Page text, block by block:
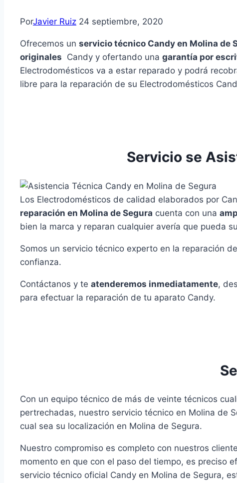
PorJavier Ruiz 24 septiembre, 2020
Ofrecemos un servicio técnico Candy en Molina de
originales Candy y ofertando una garantía por
Electrodomésticos va a estar reparado y podrá
libre para la reparación de su Electrodomésticos
Servicio se
Los Electrodomésticos de calidad elaborados por
reparación en Molina de Segura cuenta con una
bien la marca y reparan cualquier avería que pueda
Somos un servicio técnico experto en la reparación
confianza.
Contáctanos y te atenderemos inmediatamente,
para efectuar la reparación de tu aparato Candy.
Con un equipo técnico de más de veinte técnicos
pertrechadas, nuestro servicio técnico en Molina de
cual sea su localización en Molina de Segura.
Nuestro compromiso es completo con nuestros
momento en que con el paso del tiempo, es preciso
servicio técnico oficial Candy en Molina de Segura,